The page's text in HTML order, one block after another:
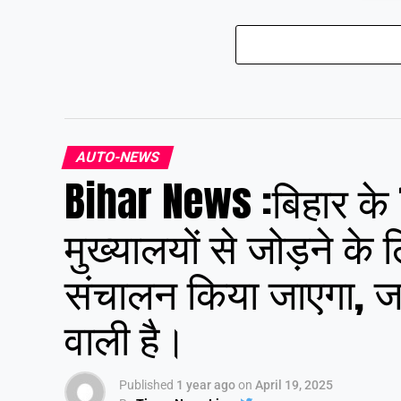
Bihar
मोदी
कानून
AUTO-NEWS
Bihar News :बिहार
मुख्यालयों से जोड़ने के
संचालन किया जाएगा,
वाली है।
Published 1 year agoon April 19, 2025